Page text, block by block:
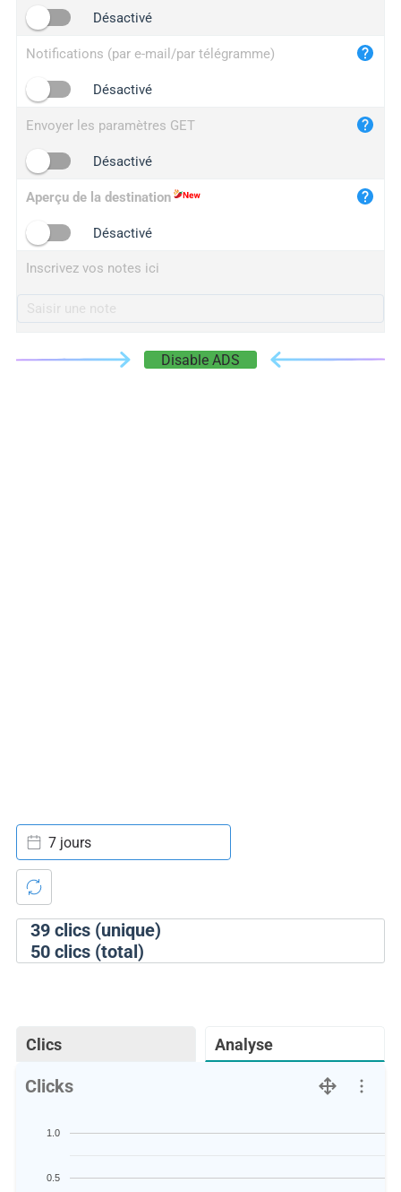
Désactivé
Notifications (par e-mail/par télégramme)
Désactivé
Envoyer les paramètres GET
Désactivé
Aperçu de la destination
Désactivé
Inscrivez vos notes ici
Disable ADS
39clics (unique)
50clics (total)
7 jours
Clics Analyse
Clicks
0.5
1.0